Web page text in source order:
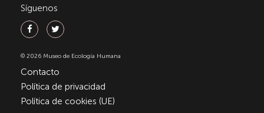
Síguenos
© 2026 Museo de Ecología Humana
Contacto
Política de privacidad
Política de cookies (UE)